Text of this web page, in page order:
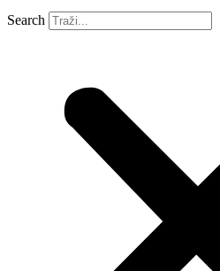
Search